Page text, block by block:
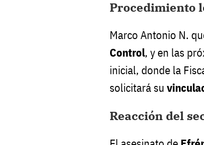
Procedimiento
Marco Antonio N.
Control, y en las
inicial, donde la
solicitará su
Reacción del